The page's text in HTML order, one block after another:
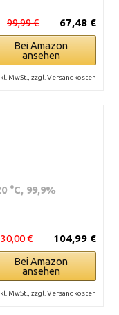
67,48 €
99,99 €
Bei Amazon
ansehen
MwSt., zzgl. Versandkosten
°C, 99,9%
104,99 €
€
Bei Amazon
ansehen
MwSt., zzgl. Versandkosten